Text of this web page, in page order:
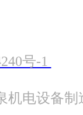
号-1
机电设备制